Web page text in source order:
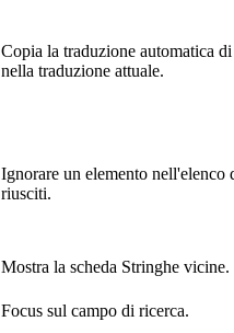
Copia la traduzione automatica
nella traduzione attuale.
Ignorare un elemento nell'elenco
riusciti.
Mostra la scheda Stringhe vicine.
Focus sul campo di ricerca.